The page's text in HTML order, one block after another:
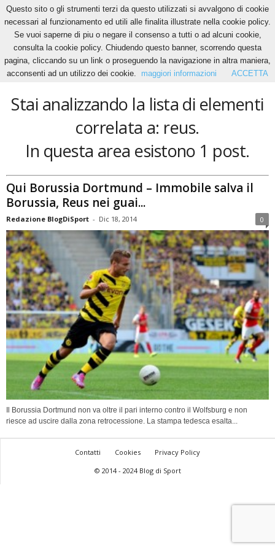
Home Tags Reus
reus
Stai analizzando la lista di elementi
correlata a: reus.
In questa area esistono 1 post.
Qui Borussia Dortmund – Immobile salva il
Borussia, Reus nei guai...
Redazione BlogDiSport - Dic 18, 2014 0
Il Borussia Dortmund non va oltre il pari interno contro il Wolfsburg e non
riesce ad uscire dalla zona retrocessione. La stampa tedesca esalta...
Contatti Cookies
Privacy Policy
© 2014 - 2024 Blog di Sport
Questo sito o gli strumenti terzi da questo utilizzati si avvalgono di cookie
necessari al funzionamento ed utili alle finalita illustrate nella cookie policy.
Se vuoi saperne di piu o negare il consenso a tutti o ad alcuni cookie,
consulta la cookie policy. Chiudendo questo banner, scorrendo questa
pagina, cliccando su un link o proseguendo la navigazione in altra maniera,
acconsenti ad un utilizzo dei cookie.
maggiori informazioni ACCETTA